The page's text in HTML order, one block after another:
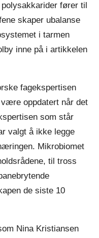
fører til
skaper ubalanse
i tarmen
inne på i artikkelen
fagekspertisen
oppdatert når det
som står
valgt å ikke legge
Mikrobiomet
til tross
de siste 10
Nina Kristiansen